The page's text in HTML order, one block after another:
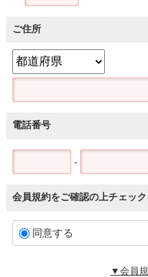
ご住所
電話番号
-
会員規約をご確認の上チェッ
同意する
▼会員